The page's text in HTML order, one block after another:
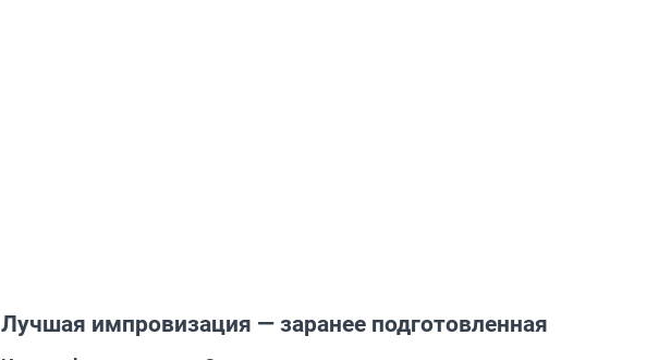
Лучшая импровизация — заранее подготовленная